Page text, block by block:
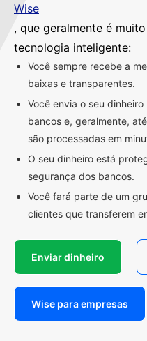
Wise
, que geralmente é
tecnologia inteligente:
Você sempre recebe a
baixas e transparentes.
Você envia o seu
bancos e, geralmente,
são processadas em
O seu dinheiro está
segurança dos bancos.
Você fará parte de um
clientes que transferem
Enviar dinheiro
Wise para empresas